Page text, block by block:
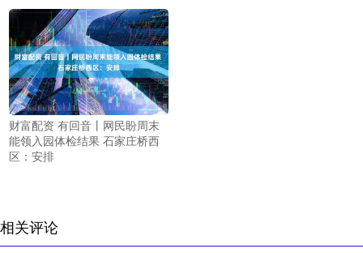
财富配资 有回音丨网民盼周末
能领入园体检结果 石家庄桥西
区：安排
相关评论